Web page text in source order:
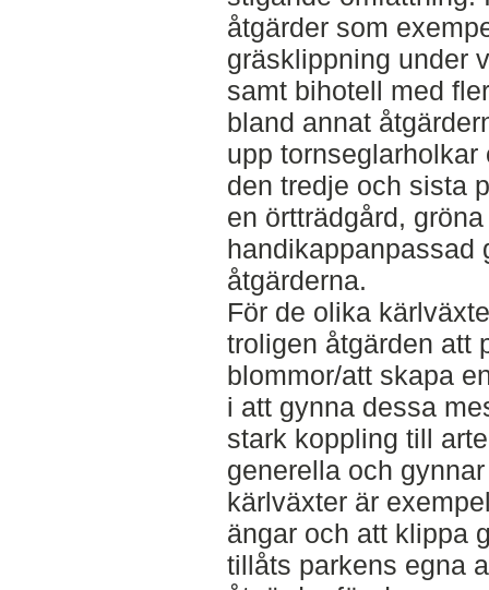
åtgärder som
gräsklippning under
samt bihotell med
bland annat
upp
den tredje och sista
en örtträdgård,
handikappanpassad
åtgärderna.
För de olika
troligen åtgärden att
blommor/att skapa
i att gynna dessa
stark koppling till
generella och
kärlväxter är
ängar och att klippa
tillåts parkens egna